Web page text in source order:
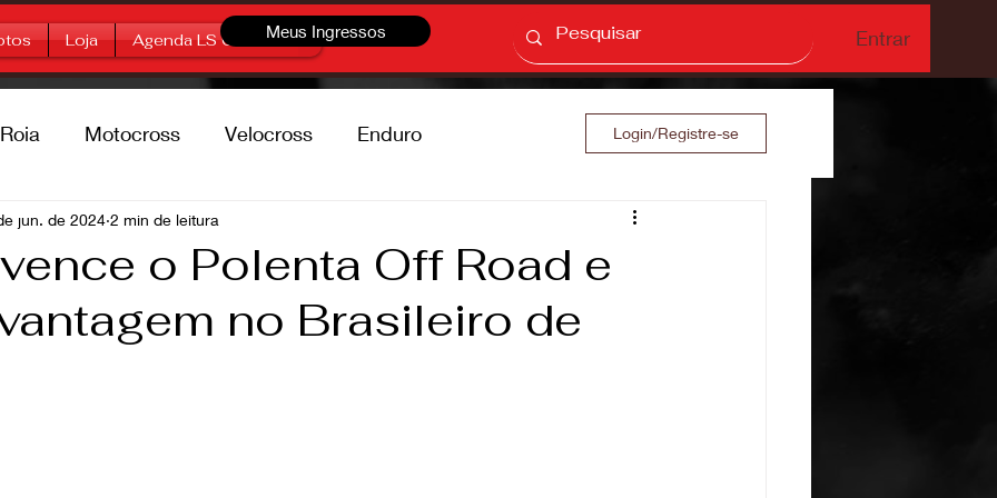
Loja Agenda LS OffroadMeus Ingressos Entrar
Motocross Velocross Enduro
Marcas
Login/Registre-se
o Polenta Off Road e
no Brasileiro de
jun. de 2024 2 min de leitura